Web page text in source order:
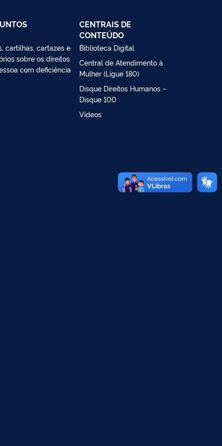
cartilhas, cartazes e
sobre os direitos
com deficiência
CENTRAIS DE
CONTEÚDO
Biblioteca Digital
Central de Atendimento à
Mulher (Ligue 180)
Disque Direitos Humanos –
Disque 100
Vídeos